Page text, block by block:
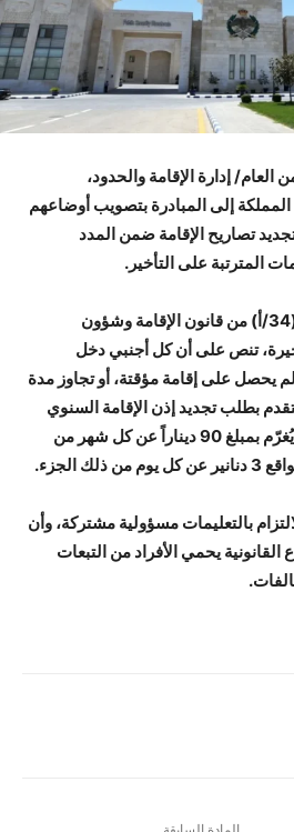
إدارة الإقامة والحدود،
إلى المبادرة بتصويب أوضاعهم
تصاريح الإقامة ضمن المدد
المترتبة على التأخير.
وأكدت المديرية، أن المادة (34/أ) من قانون الإقامة وشؤون
تنص على أن كل أجنبي دخل
يحصل على إقامة مؤقتة، أو تجاوز مدة
بطلب تجديد إذن الإقامة السنوي
خلال شهر من تاريخ انتهائه، يُغرّم بمبلغ 90 ديناراً عن كل شهر من
الجزء.
بالتعليمات مسؤولية مشتركة، وأن
القانونية يحمي الأفراد من التبعات